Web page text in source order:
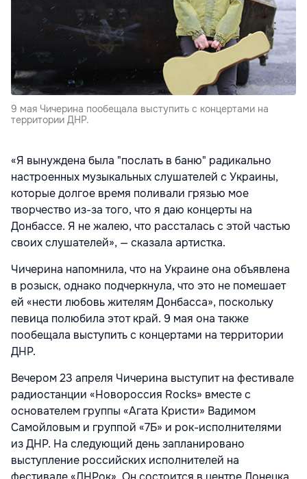
9 мая Чичерина пообещала выступить с концертами на
территории ДНР.
«Я вынуждена была "послать в баню" радикально
настроенных музыкальных слушателей с Украины,
которые долгое время поливали грязью мое
творчество из-за того, что я даю концерты на
Донбассе. Я не жалею, что рассталась с этой частью
своих слушателей», — сказала артистка.
Чичерина напомнила, что на Украине она объявлена
в розыск, однако подчеркнула, что это не помешает
ей «нести любовь жителям Донбасса», поскольку
певица полюбила этот край. 9 мая она также
пообещала выступить с концертами на территории
ДНР.
Вечером 23 апреля Чичерина выступит на фестивале
радиостанции «Новороссия Rocks» вместе с
основателем группы «Агата Кристи» Вадимом
Самойловым и группой «7Б» и рок-исполнителями
из ДНР. На следующий день запланировано
выступление российских исполнителей на